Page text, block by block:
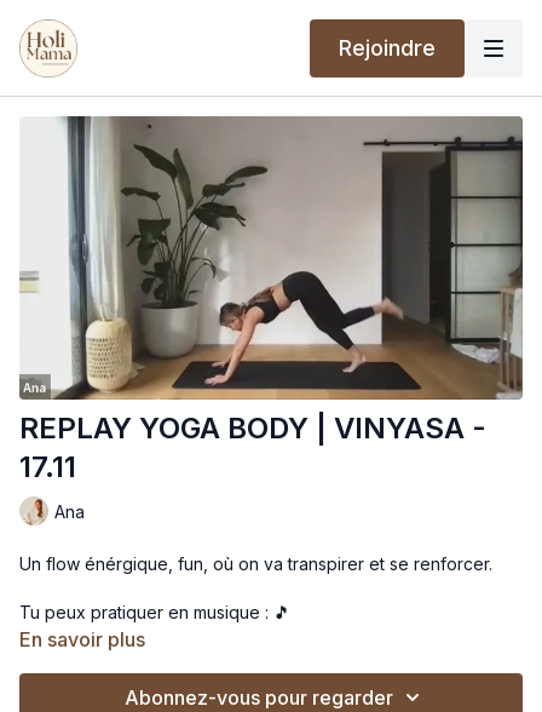
Rejoindre
REPLAY YOGA BODY | VINYASA -
17.11
Ana
Un flow énérgique, fun, où on va transpirer et se renforcer.
Tu peux pratiquer en musique : 🎵
-spotify
En savoir plus
Abonnez-vous pour regarder